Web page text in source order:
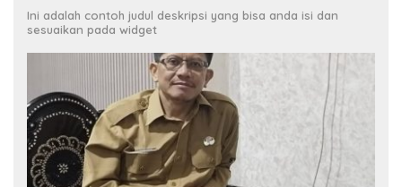
Ini adalah contoh judul deskripsi yang bisa anda isi dan
sesuaikan pada widget